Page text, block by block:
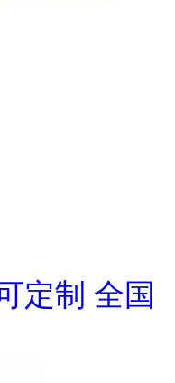
定制 全国